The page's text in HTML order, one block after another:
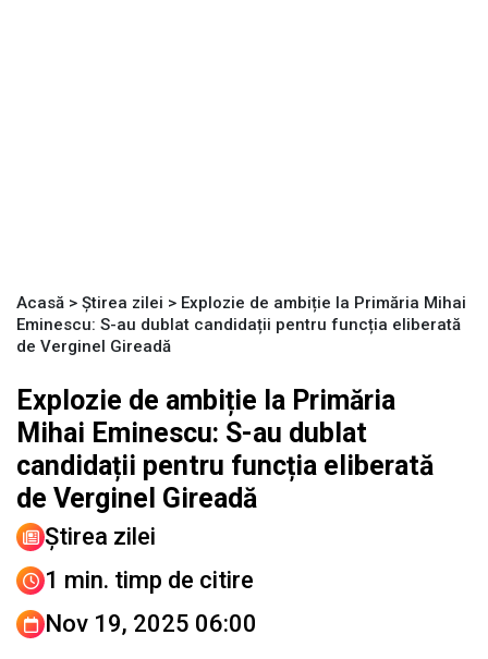
Acasă > Știrea zilei > Explozie de ambiție la Primăria Mihai
Eminescu: S-au dublat candidații pentru funcția eliberată
de Verginel Gireadă
Explozie de ambiție la Primăria
Mihai Eminescu: S-au dublat
candidații pentru funcția eliberată
de Verginel Gireadă
Știrea zilei
1 min. timp de citire
Nov 19, 2025 06:00